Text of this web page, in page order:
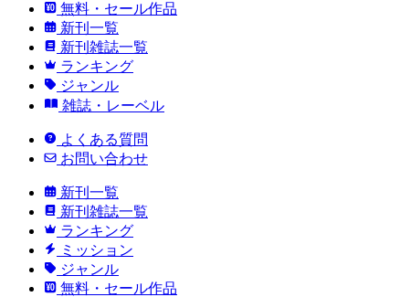
無料・セール作品
新刊一覧
新刊雑誌一覧
ランキング
ジャンル
雑誌・レーベル
よくある質問
お問い合わせ
新刊一覧
新刊雑誌一覧
ランキング
ミッション
ジャンル
無料・セール作品